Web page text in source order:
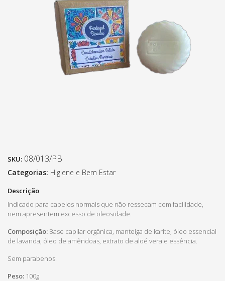
SKU: 08/013/PB
Categorias: Higiene e Bem Estar
Descrição
Indicado para cabelos normais que não ressecam com facilidade,
nem apresentem excesso de oleosidade.
Composição: Base capilar orgânica, manteiga de karite, óleo essencial
de lavanda, óleo de amêndoas, extrato de aloé vera e essência.
Sem parabenos.
Peso: 100g